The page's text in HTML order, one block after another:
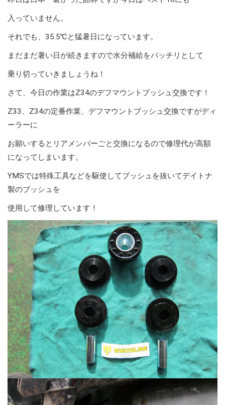
入っていません。
それでも、35.5℃と猛暑日になっています。
まだまだ暑い日が続きますので水分補給をバッチリとして
乗り切っていきましょうね！
さて、今日の作業はZ34のデフマウントブッシュ交換です！
Z33、Z34の定番作業、デフマウントブッシュ交換ですがディ
ーラーに
お願いするとリアメンバーごと交換になるので修理代が高額
になってしまいます。
YMSでは特殊工具などを駆使してブッシュを抜いてデイトナ
製のブッシュを
使用して修理しています！